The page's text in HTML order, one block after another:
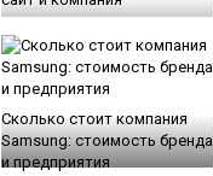
Сколько стоит компания
Samsung: стоимость бренда
и предприятия